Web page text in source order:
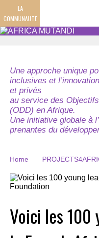
LA
COMMUNAUTE
Une approche unique
inclusives et
et privés
au service des
(ODD) en Afrique.
Une initiative globale à
prenantes du
Home
Voici les 100